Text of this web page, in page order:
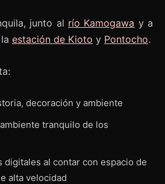
junto al río Kamogawa y a
estación de Kioto y Pontocho.
decoración y ambiente
tranquilo de los
digitales al contar con espacio de
alta velocidad